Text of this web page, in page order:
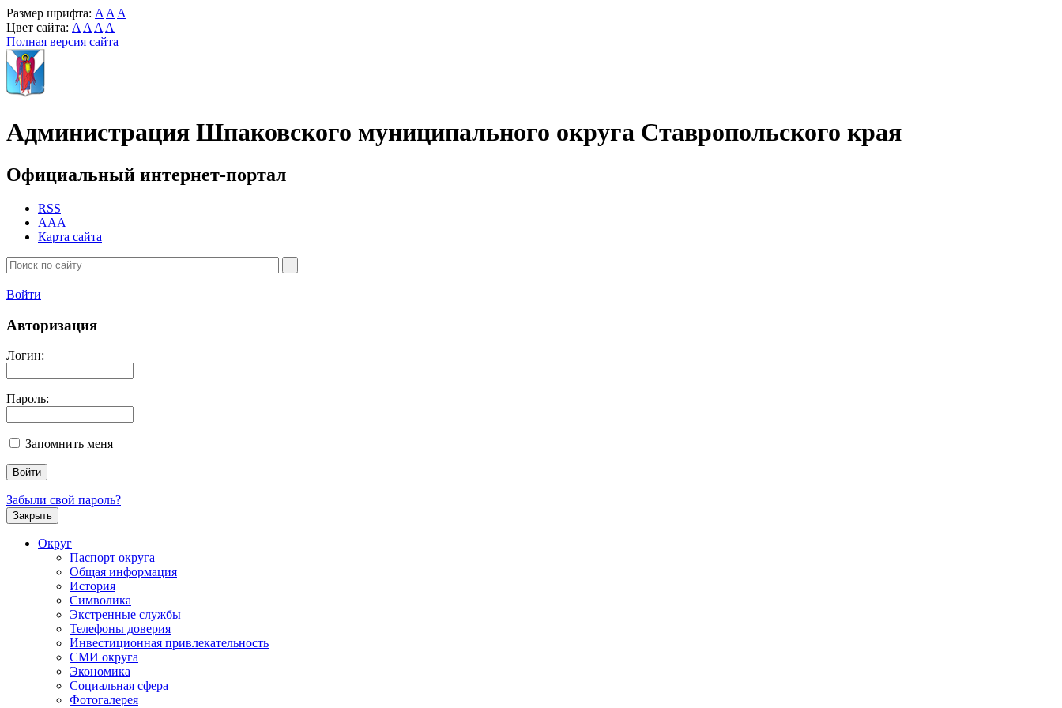
Размер шрифта: A A A
Цвет сайта: A A A A
Полная версия сайта
Администрация Шпаковского муниципального округа Ставропольского края
Официальный интернет-портал
RSS
AAA
Карта сайта
Войти
Авторизация
Логин:
Пароль:
Запомнить меня
Забыли свой пароль?
Закрыть
Округ
Паспорт округа
Общая информация
История
Символика
Экстренные службы
Телефоны доверия
Инвестиционная привлекательность
СМИ округа
Экономика
Социальная сфера
Фотогалерея